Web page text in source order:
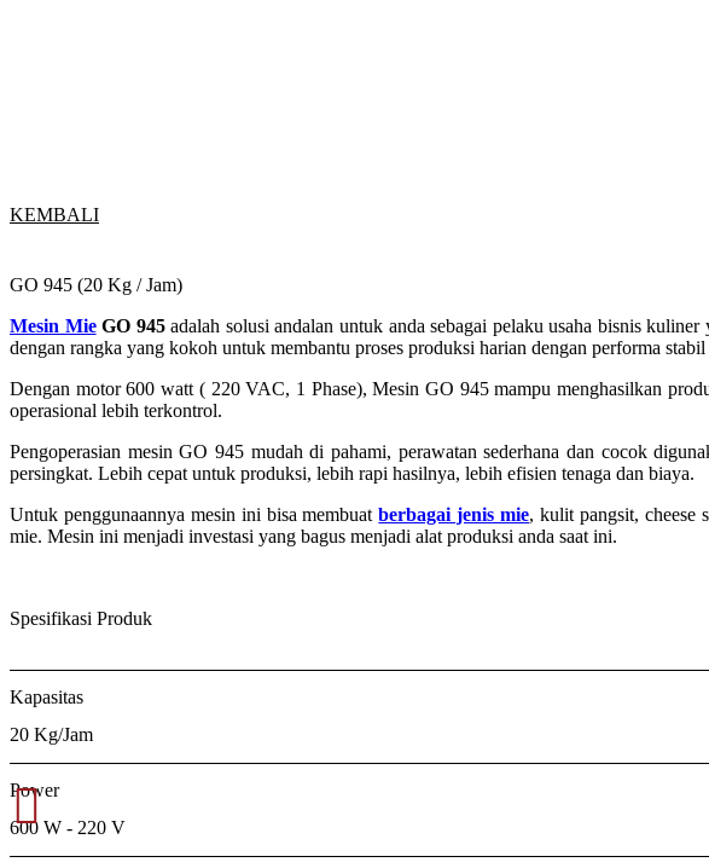
KEMBALI
GO 945 (20 Kg / Jam)
Mesin MieGO 945adalah solusi andalan untuk anda sebagai pelaku usaha bisnis
dengan rangka yang kokoh untuk membantu proses produksi harian dengan performa
Dengan motor 600 watt ( 220 VAC, 1 Phase), Mesin GO 945 mampu menghasilkan
operasional lebih terkontrol.
Pengoperasian mesin GO 945 mudah di pahami, perawatan sederhana dan cocok
persingkat. Lebih cepat untuk produksi, lebih rapi hasilnya, lebih efisien tenaga dan biaya.
Untuk penggunaannya mesin ini bisa membuatberbagai jenis mie, kulit pangsit, cheese
mie. Mesin ini menjadi investasi yang bagus menjadi alat produksi anda saat ini.
Spesifikasi Produk
Kapasitas
20 Kg/Jam
Power
600 W - 220 V